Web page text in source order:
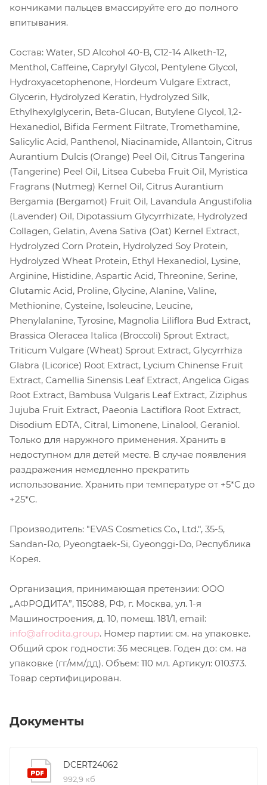
кончиками пальцев вмассируйте его до полного
впитывания.
Состав: Water, SD Alcohol 40-B, C12-14 Alketh-12,
Menthol, Caffeine, Caprylyl Glycol, Pentylene Glycol,
Hydroxyacetophenone, Hordeum Vulgare Extract,
Glycerin, Hydrolyzed Keratin, Hydrolyzed Silk,
Ethylhexylglycerin, Beta-Glucan, Butylene Glycol, 1,2-
Hexanediol, Bifida Ferment Filtrate, Tromethamine,
Salicylic Acid, Panthenol, Niacinamide, Allantoin, Citrus
Aurantium Dulcis (Orange) Peel Oil, Citrus Tangerina
(Tangerine) Peel Oil, Litsea Cubeba Fruit Oil, Myristica
Fragrans (Nutmeg) Kernel Oil, Citrus Aurantium
Bergamia (Bergamot) Fruit Oil, Lavandula Angustifolia
(Lavender) Oil, Dipotassium Glycyrrhizate, Hydrolyzed
Collagen, Gelatin, Avena Sativa (Oat) Kernel Extract,
Hydrolyzed Corn Protein, Hydrolyzed Soy Protein,
Hydrolyzed Wheat Protein, Ethyl Hexanediol, Lysine,
Arginine, Histidine, Aspartic Acid, Threonine, Serine,
Glutamic Acid, Proline, Glycine, Alanine, Valine,
Methionine, Cysteine, Isoleucine, Leucine,
Phenylalanine, Tyrosine, Magnolia Liliflora Bud Extract,
Brassica Oleracea Italica (Broccoli) Sprout Extract,
Triticum Vulgare (Wheat) Sprout Extract, Glycyrrhiza
Glabra (Licorice) Root Extract, Lycium Chinense Fruit
Extract, Camellia Sinensis Leaf Extract, Angelica Gigas
Root Extract, Bambusa Vulgaris Leaf Extract, Ziziphus
Jujuba Fruit Extract, Paeonia Lactiflora Root Extract,
Disodium EDTA, Citral, Limonene, Linalool, Geraniol.
Только для наружного применения. Хранить в
недоступном для детей месте. В случае появления
раздражения немедленно прекратить
использование. Хранить при температуре от +5*С до
+25*С.
Производитель: "EVAS Cosmetics Co., Ltd.", 35-5,
Sandan-Ro, Pyeongtaek-Si, Gyeonggi-Do, Республика
Корея.
Организация, принимающая претензии: ООО
„АФРОДИТА”, 115088, РФ, г. Москва, ул. 1-я
Машиностроения, д. 10, помещ. 181/1, email:
info@afrodita.group. Номер партии: см. на упаковке.
Общий срок годности: 36 месяцев. Годен до: см. на
упаковке (гг/мм/дд). Объем: 110 мл. Артикул: 010373.
Товар сертифицирован.
Документы
DCERT24062
992,9 кб